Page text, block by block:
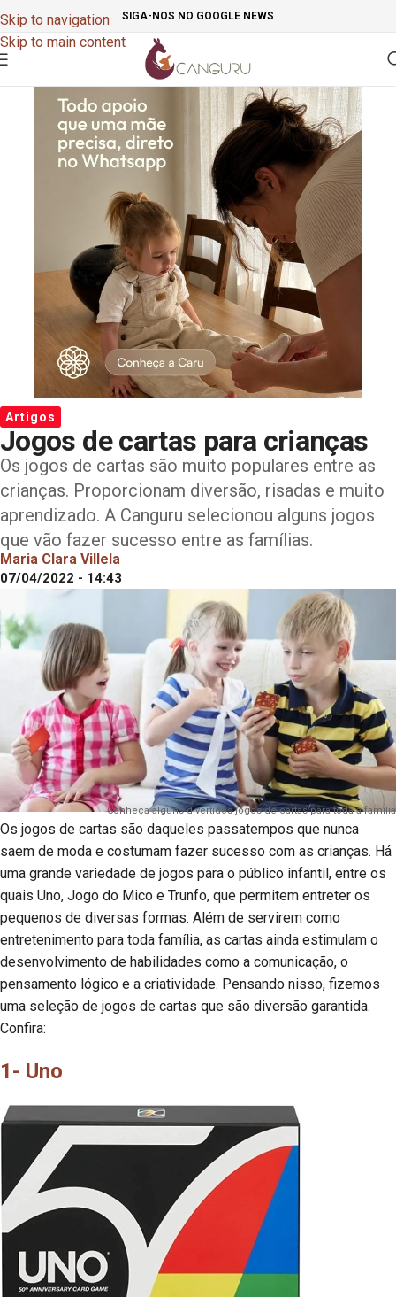
Skip to navigation
Skip to main content
SIGA-NOS NO GOOGLE NEWS
Artigos
Jogos de cartas para crianças
Os jogos de cartas são muito populares entre as
crianças. Proporcionam diversão, risadas e muito
aprendizado. A Canguru selecionou alguns jogos
que vão fazer sucesso entre as famílias.
Maria Clara Villela
07/04/2022 - 14:43
Conheça alguns divertidos jogos de cartas para toda a família
Os jogos de cartas são daqueles passatempos que nunca
saem de moda e costumam fazer sucesso com as crianças. Há
uma grande variedade de jogos para o público infantil, entre os
quais Uno, Jogo do Mico e Trunfo, que permitem entreter os
pequenos de diversas formas. Além de servirem como
entretenimento para toda família, as cartas ainda estimulam o
desenvolvimento de habilidades como a comunicação, o
pensamento lógico e a criatividade. Pensando nisso, fizemos
uma seleção de jogos de cartas que são diversão garantida.
Confira:
1- Uno